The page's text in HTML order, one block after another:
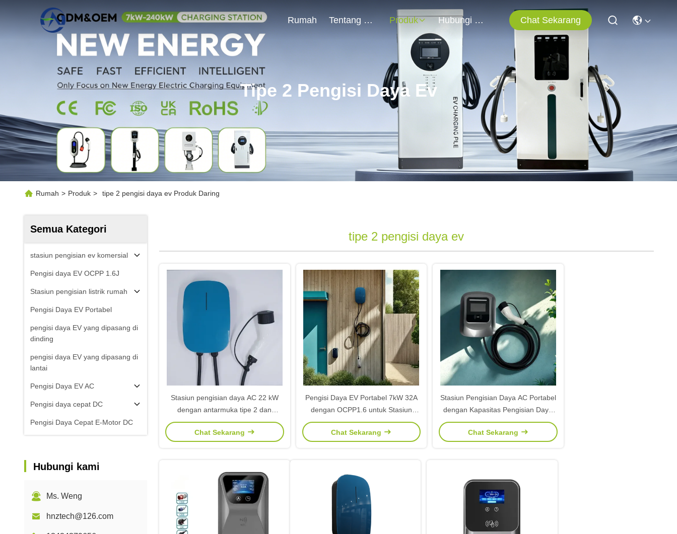
Rumah Tentang Kami Produk Hubungi Kami Chat Sekarang
Tipe 2 Pengisi Daya Ev
Rumah > Produk > tipe 2 pengisi daya ev Produk Daring
Semua Kategori
stasiun pengisian ev komersial
Pengisi daya EV OCPP 1.6J
Stasiun pengisian listrik rumah
Pengisi Daya EV Portabel
pengisi daya EV yang dipasang di
dinding
pengisi daya EV yang dipasang di
lantai
Pengisi Daya EV AC
Pengisi daya cepat DC
Pengisi Daya Cepat E-Motor DC
Hubungi kami
Ms. Weng
hnztech@126.com
tipe 2 pengisi daya ev
Stasiun pengisian daya AC 22 kW
dengan antarmuka tipe 2 dan
protokol OCPP 1.6J untuk pengisian
kendaraan listrik
Chat Sekarang
Pengisi Daya EV Portabel 7kW 32A
dengan OCPP1.6 untuk Stasiun
Pengisian Kendaraan Listrik Cepat
Chat Sekarang
Stasiun Pengisian Daya AC Portabel
dengan Kapasitas Pengisian Daya
3,5kW/7kW dan Standar Antarmuka
Tipe 2/Tipe 1/GBT untuk Kendaraan
Chat Sekarang